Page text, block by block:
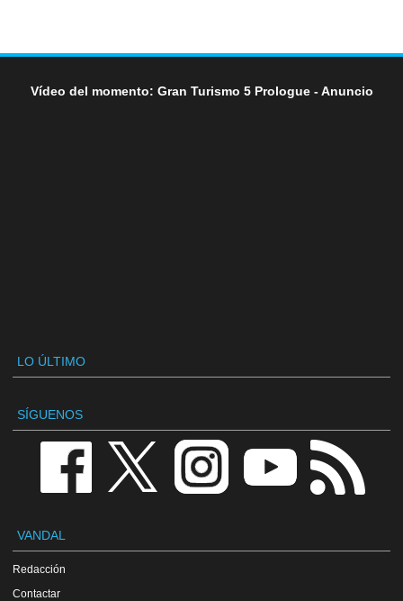
Vídeo del momento: Gran Turismo 5 Prologue - Anuncio
LO ÚLTIMO
SÍGUENOS
VANDAL
Redacción
Contactar